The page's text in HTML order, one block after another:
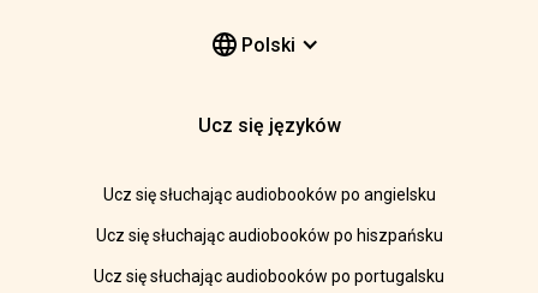
Polski
Ucz się języków
Ucz się słuchając audiobooków po angielsku
Ucz się słuchając audiobooków po hiszpańsku
Ucz się słuchając audiobooków po portugalsku